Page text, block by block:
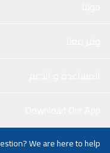
We are here to help.